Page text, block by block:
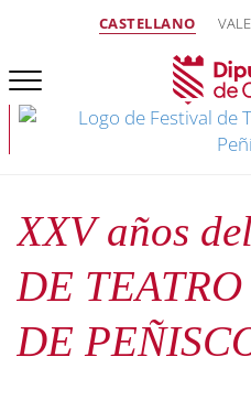
CASTELLANO
XXV años
DE
DE